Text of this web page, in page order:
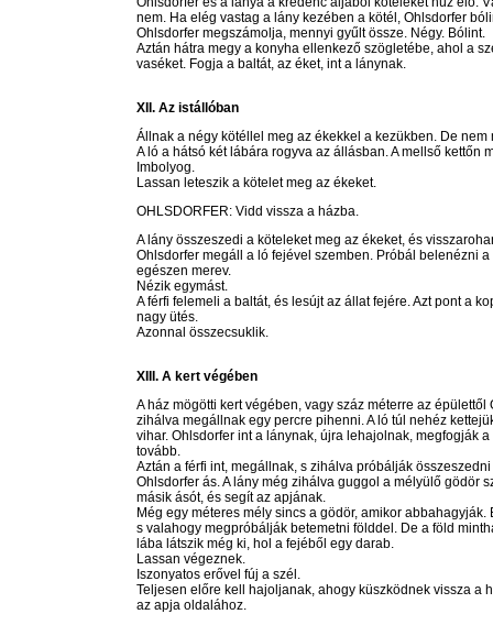
nem. Ha elég vastag a lány kezében a kötél, Ohlsdorfer
Ohlsdorfer megszámolja, mennyi gyűlt össze. Négy. Bólint.
Aztán hátra megy a konyha ellenkező szögletébe, ahol a
vaséket. Fogja a baltát, az éket, int a lánynak.
XII. Az istállóban
Állnak a négy kötéllel meg az ékekkel a kezükben. De nem
A ló a hátsó két lábára rogyva az állásban. A mellső kettőn
Imbolyog.
Lassan leteszik a kötelet meg az ékeket.
OHLSDORFER: Vidd vissza a házba.
A lány összeszedi a köteleket meg az ékeket, és
Ohlsdorfer megáll a ló fejével szemben. Próbál belenézni
egészen merev.
Nézik egymást.
A férfi felemeli a baltát, és lesújt az állat fejére. Azt pont a
nagy ütés.
Azonnal összecsuklik.
XIII. A kert végében
A ház mögötti kert végében, vagy száz méterre az
zihálva megállnak egy percre pihenni. A ló túl nehéz
vihar. Ohlsdorfer int a lánynak, újra lehajolnak, megfogják
tovább.
Aztán a férfi int, megállnak, s zihálva próbálják
Ohlsdorfer ás. A lány még zihálva guggol a mélyülő gödör
másik ásót, és segít az apjának.
Még egy méteres mély sincs a gödör, amikor
s valahogy megpróbálják betemetni földdel. De a föld
lába látszik még ki, hol a fejéből egy darab.
Lassan végeznek.
Iszonyatos erővel fúj a szél.
Teljesen előre kell hajoljanak, ahogy küszködnek vissza a
az apja oldalához.